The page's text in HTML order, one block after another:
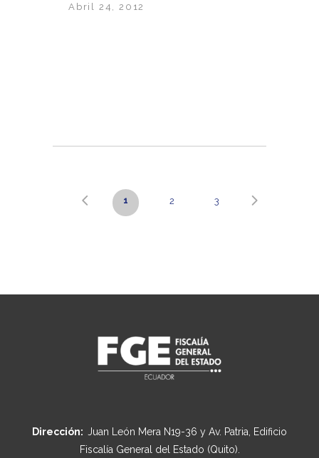
Abril 24, 2012
1 2 3
Dirección: Juan León Mera N19-36 y Av. Patria, Edificio
Fiscalía General del Estado (Quito).